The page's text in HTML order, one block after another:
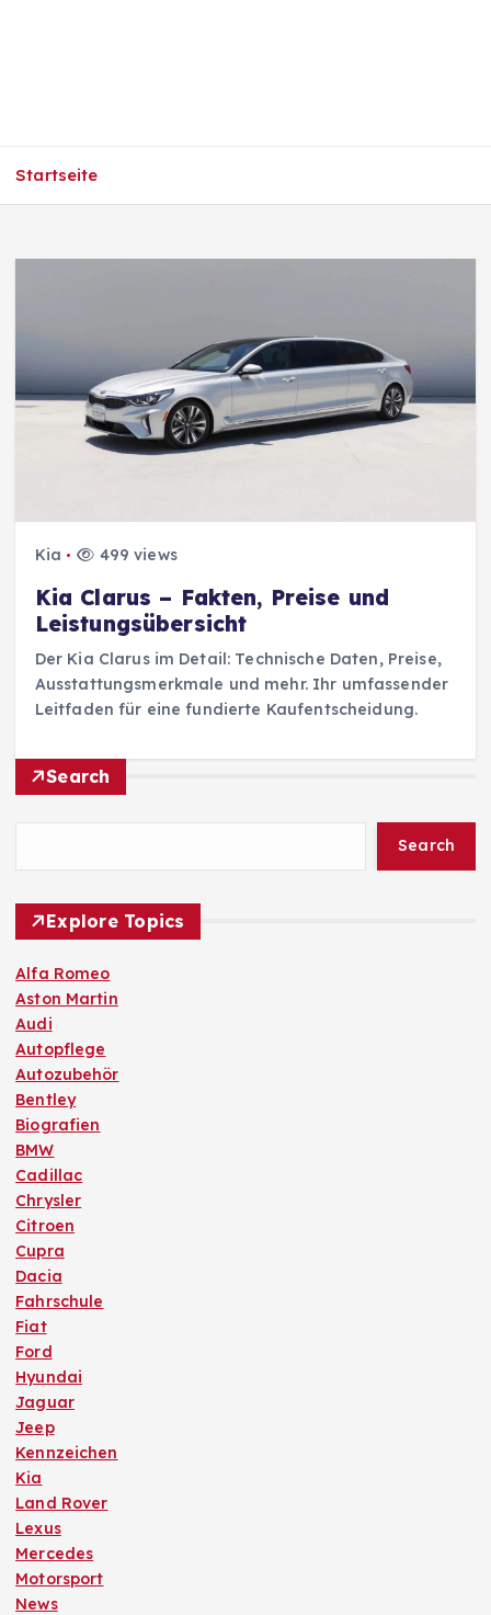
Startseite
Kia 499 views
Kia Clarus – Fakten, Preise und
Leistungsübersicht
Der Kia Clarus im Detail: Technische Daten, Preise,
Ausstattungsmerkmale und mehr. Ihr umfassender
Leitfaden für eine fundierte Kaufentscheidung.
Search
Search
Explore Topics
Alfa Romeo
Aston Martin
Audi
Autopflege
Autozubehör
Bentley
Biografien
BMW
Cadillac
Chrysler
Citroen
Cupra
Dacia
Fahrschule
Fiat
Ford
Hyundai
Jaguar
Jeep
Kennzeichen
Kia
Land Rover
Lexus
Mercedes
Motorsport
News